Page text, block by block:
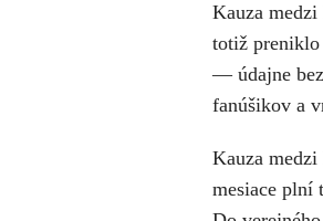
Kauza
totiž preniklo
— údajne
fanúšikov a
Kauza
mesiace plní